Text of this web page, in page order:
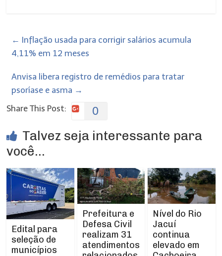
← Inflação usada para corrigir salários acumula
4,11% em 12 meses
Anvisa libera registro de remédios para tratar
psoríase e asma →
Share This Post:
0
Talvez seja interessante para
você...
Edital para
seleção de
municípios
Prefeitura e
Defesa Civil
realizam 31
atendimentos
Nível do Rio
Jacuí
continua
elevado em